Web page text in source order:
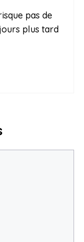
pas de
plus tard